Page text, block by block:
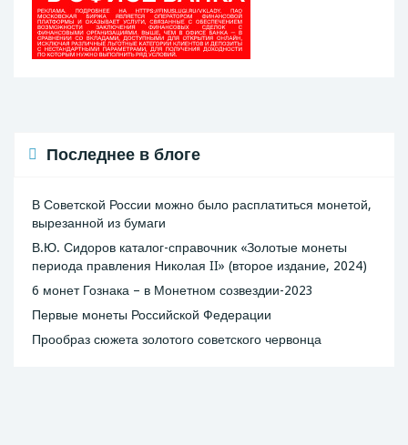
Последнее в блоге
В Советской России можно было расплатиться монетой,
вырезанной из бумаги
В.Ю. Сидоров каталог-справочник «Золотые монеты
периода правления Николая II» (второе издание, 2024)
6 монет Гознака – в Монетном созвездии-2023
Первые монеты Российской Федерации
Прообраз сюжета золотого советского червонца